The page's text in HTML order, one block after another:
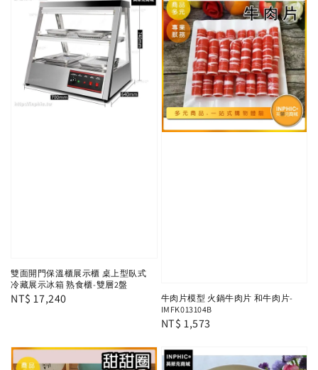
雙面開門保溫櫃展示櫃 桌上型臥式
冷藏展示冰箱 熟食櫃-雙層2盤
Regular
NT$ 17,240
牛肉片模型 火鍋牛肉片 和牛肉片-
IMFK013104B
Regular
NT$ 1,573